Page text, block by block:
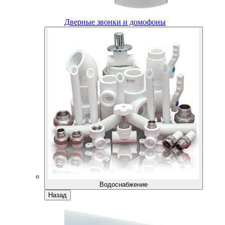
Дверные звонки и домофоны
Водоснабжение
Назад